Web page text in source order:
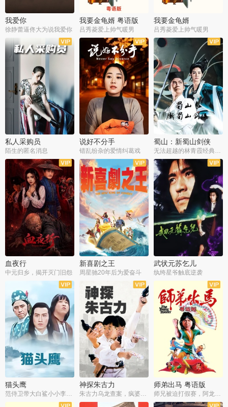
我爱你
徐静蕾逼佟大为说我爱你
我要金龟婿 粤语版
吕秀菱爱上帅气暖男
我要金龟婿
吕秀菱爱上帅气暖男
私人采购员
陌生的匿名消息
说好不分手
错乱纷杂的爱情纠葛戏
蜀山：新蜀山剑侠
无法超越的林青霞经典角色
血夜行
中元归乡，揭开灭门旧怨
新喜剧之王
周星驰20年后为爱奋斗
武状元苏乞儿
纨绔星爷触底逆袭
猫头鹰
范侍卫带大白鲨小小李破案寻妃
神探朱古力
朱古力乌龙查案，疯婆子神助攻
师弟出马 粤语版
师兄被迫打假赛，阿龙追查斗黑帮